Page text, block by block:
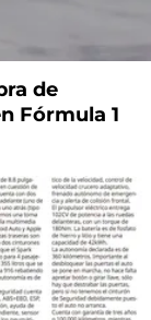
de
Fórmula 1